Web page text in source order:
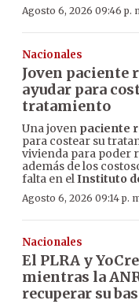
Agosto 6, 2026 09:46 p.
Nacionales
Joven paciente
ayudar para
tratamiento
Una joven paciente
para costear su
vivienda para poder
además de los
falta en elInstituto
Agosto 6, 2026 09:14 p.
Nacionales
El PLRA y
mientras la
recuperar su